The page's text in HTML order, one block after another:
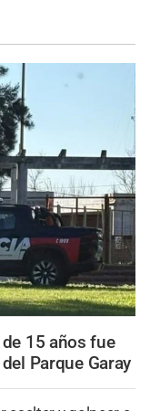
15 años fue
Parque Garay